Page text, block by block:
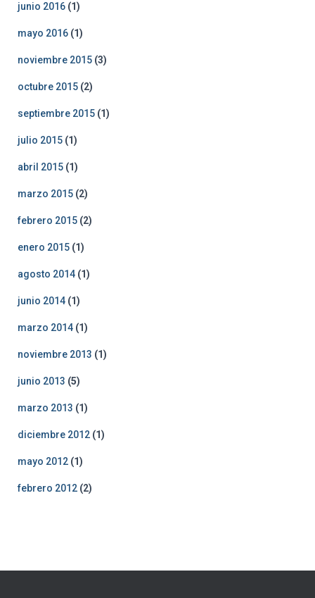
junio 2016 (1)
mayo 2016 (1)
noviembre 2015 (3)
octubre 2015 (2)
septiembre 2015 (1)
julio 2015 (1)
abril 2015 (1)
marzo 2015 (2)
febrero 2015 (2)
enero 2015 (1)
agosto 2014 (1)
junio 2014 (1)
marzo 2014 (1)
noviembre 2013 (1)
junio 2013 (5)
marzo 2013 (1)
diciembre 2012 (1)
mayo 2012 (1)
febrero 2012 (2)